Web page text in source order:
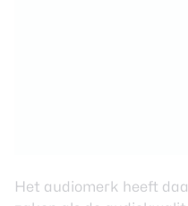
Het audiomerk heeft